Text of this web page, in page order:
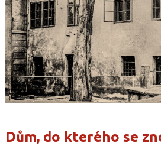
Dům, do kterého se